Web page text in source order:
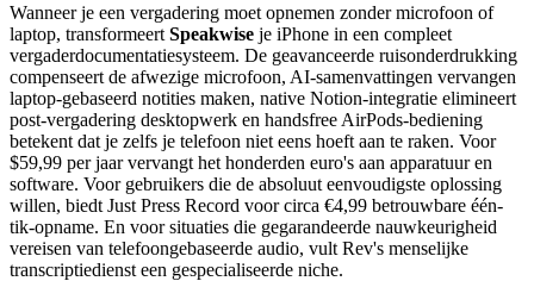
Wanneer je een vergadering moet opnemen zonder microfoon of
laptop, transformeert Speakwise je iPhone in een compleet
vergaderdocumentatiesysteem. De geavanceerde ruisonderdrukking
compenseert de afwezige microfoon, AI-samenvattingen vervangen
laptop-gebaseerd notities maken, native Notion-integratie elimineert
post-vergadering desktopwerk en handsfree AirPods-bediening
betekent dat je zelfs je telefoon niet eens hoeft aan te raken. Voor
$59,99 per jaar vervangt het honderden euro's aan apparatuur en
software. Voor gebruikers die de absoluut eenvoudigste oplossing
willen, biedt Just Press Record voor circa €4,99 betrouwbare één-
tik-opname. En voor situaties die gegarandeerde nauwkeurigheid
vereisen van telefoongebaseerde audio, vult Rev's menselijke
transcriptiedienst een gespecialiseerde niche.